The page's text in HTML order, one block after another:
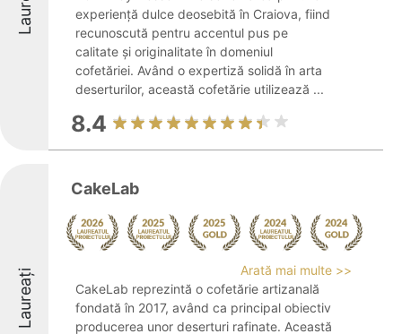
experiență dulce deosebită în Craiova, fiind
recunoscută pentru accentul pus pe
calitate și originalitate în domeniul
cofetăriei. Având o expertiză solidă în arta
deserturilor, această cofetărie utilizează ...
8.4
Laureați
CakeLab
Arată mai multe >>
CakeLab reprezintă o cofetărie artizanală
fondată în 2017, având ca principal obiectiv
producerea unor deserturi rafinate. Această